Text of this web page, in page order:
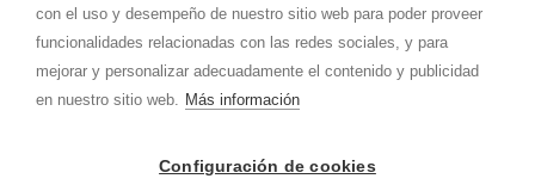
con el uso y desempeño de nuestro sitio web para poder proveer
funcionalidades relacionadas con las redes sociales, y para
mejorar y personalizar adecuadamente el contenido y publicidad
en nuestro sitio web. Más información
Configuración de cookies
posadadeliena@telefonica.net
C/ Virgen de Liena 10
22808, Murillo de Gállego, Huesca